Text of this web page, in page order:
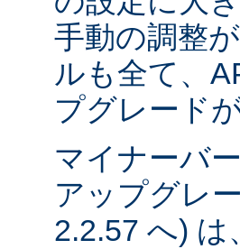
手動の調整
ルも全て、
プグレード
マイナーバ
アップグレ
2.2.57 へ)